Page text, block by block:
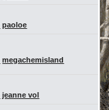
paoloe
megachemisland
jeanne vol